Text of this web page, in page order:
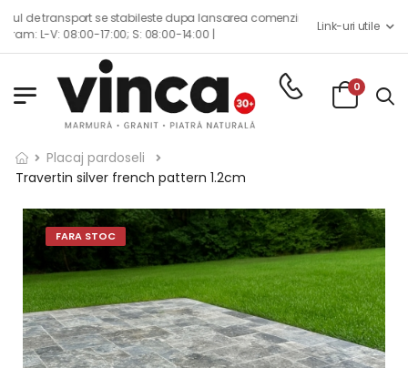
se stabileste dupa lansarea comenzii impreuna cu echipa de
08:00-17:00; S: 08:00-14:00 |
Link-uri utile
0
Placaj pardoseli
Travertin silver french pattern 1.2cm
FARA STOC